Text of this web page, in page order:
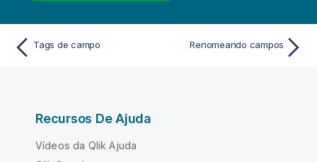
Tags de campo Renomeando campos
Recursos De Ajuda
Vídeos da Qlik Ajuda